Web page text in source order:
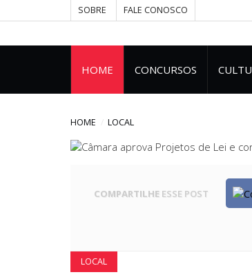
SOBRE FALE CONOSCO
HOME CONCURSOS
HOME LOCAL
COMPARTILHE ESSE POST
LOCAL